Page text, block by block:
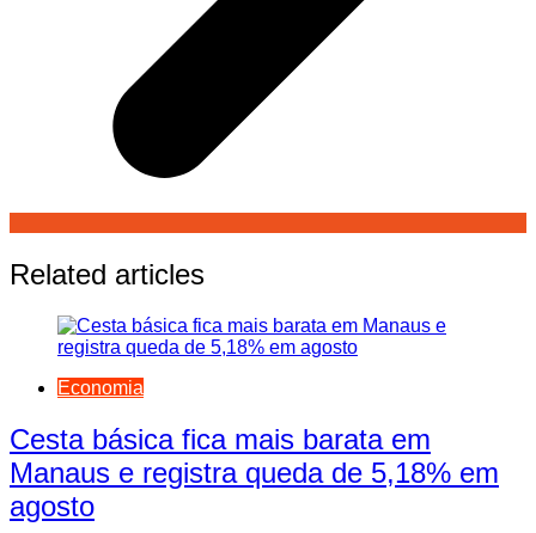
Related articles
Economia
Cesta básica fica mais barata em
Manaus e registra queda de 5,18% em
agosto